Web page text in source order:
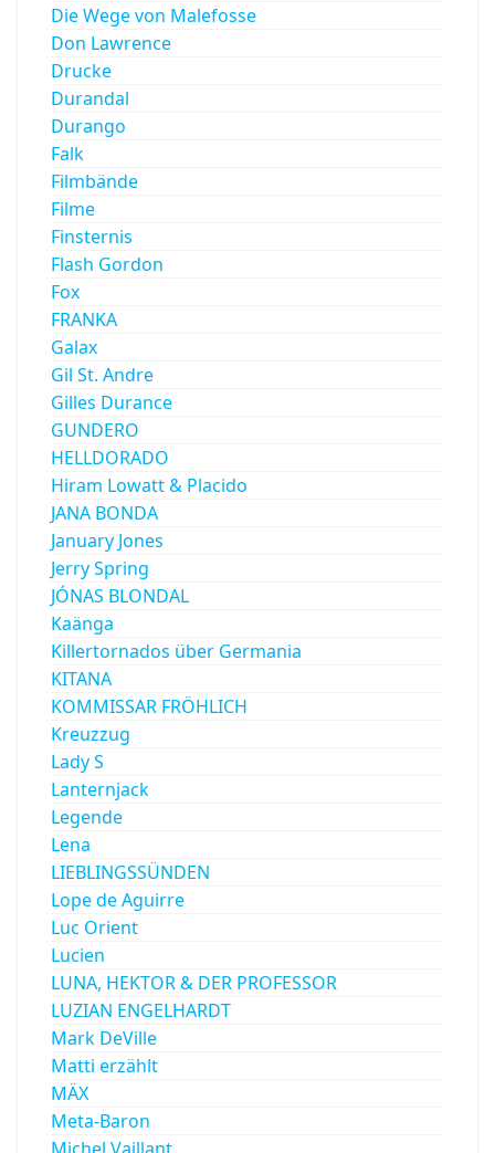
Die Wege von Malefosse
Don Lawrence
Drucke
Durandal
Durango
Falk
Filmbände
Filme
Finsternis
Flash Gordon
Fox
FRANKA
Galax
Gil St. Andre
Gilles Durance
GUNDERO
HELLDORADO
Hiram Lowatt & Placido
JANA BONDA
January Jones
Jerry Spring
JÓNAS BLONDAL
Kaänga
Killertornados über Germania
KITANA
KOMMISSAR FRÖHLICH
Kreuzzug
Lady S
Lanternjack
Legende
Lena
LIEBLINGSSÜNDEN
Lope de Aguirre
Luc Orient
Lucien
LUNA, HEKTOR & DER PROFESSOR
LUZIAN ENGELHARDT
Mark DeVille
Matti erzählt
MÄX
Meta-Baron